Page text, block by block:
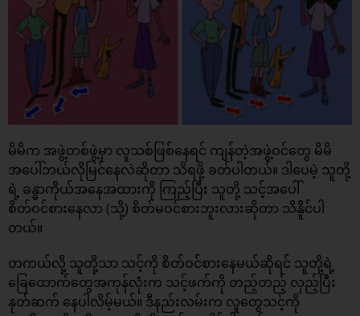
မိမိက အဖွဲ့တစ်ဖွဲ့မှာ လူသစ်ဖြစ်နေရင် ကျန်တဲ့အဖွဲ့ဝင်တွေ မိမိ
အပေါ်ဘယ်လိုမြင်နေလဲဆိုတာ သိရဖို့ ခတ်ပါတယ်။ ဒါပေမဲ့ သူတို့
ရဲ့ ခန္ဓာကိုယ်အနေအထားကို ကြည့်ပြီး သူတို့ သင့်အပေါ်
စိတ်ဝင်စားနေလာ (သို့) စိတ်မဝင်စားဘူးလားဆိုတာ သိနိူင်ပါ
တယ်။
တကယ်လို့ သူတို့သာ သင့်ကို စိတ်ဝင်စားနေမယ်ဆိုရင် သူတို့ရဲ့
ခြေထောက်တွေအကုန်လုံးက သင့်ဖက်ကို တည့်တည့် လှည့်ပြီး
နုတ်ဆက် နေပါလိမ့်မယ်။ ဒီနည်းလမ်းက လူတွေသင့်ကို